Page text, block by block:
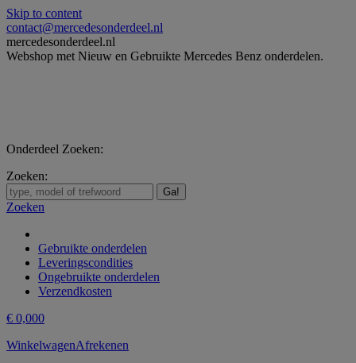
Skip to content
contact@mercedesonderdeel.nl
mercedesonderdeel.nl
Webshop met Nieuw en Gebruikte Mercedes Benz onderdelen.
Onderdeel Zoeken:
Zoeken:
Zoeken
Gebruikte onderdelen
Leveringscondities
Ongebruikte onderdelen
Verzendkosten
€ 0,000
WinkelwagenAfrekenen